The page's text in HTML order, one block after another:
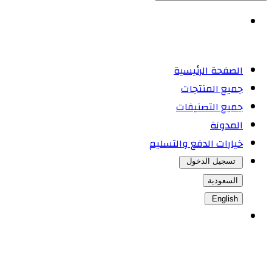
الصفحة الرئيسية
جميع المنتجات
جميع التصنيفات
المدونة
خيارات الدفع والتسليم
تسجيل الدخول
السعودية
English